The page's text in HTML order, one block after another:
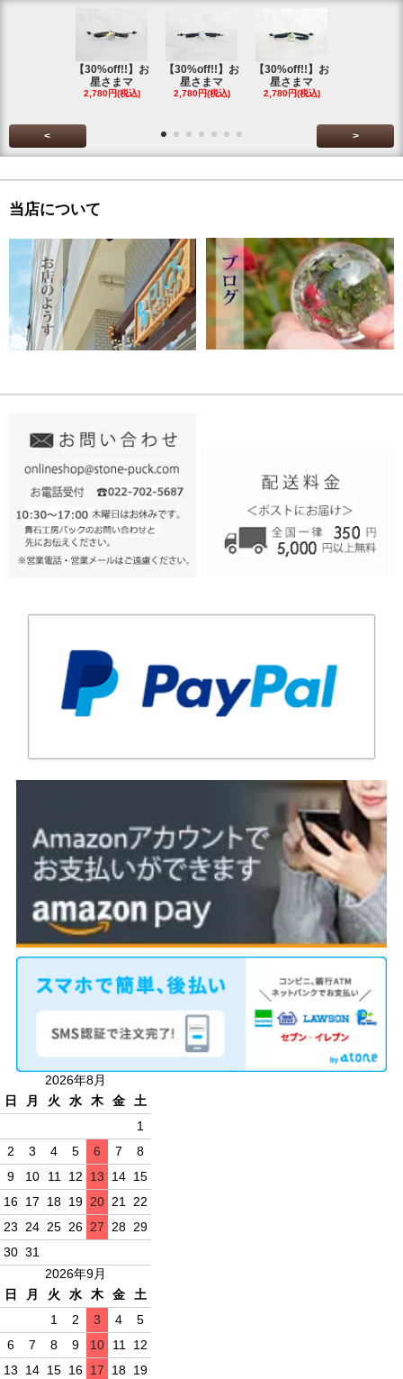
【30%off!!】お
星さまマ
2,780円(税込)
【30%off!!】お
星さまマ
2,780円(税込)
【30%off!!】お
星さまマ
2,780円(税込)
< >
当店について
2026年8月
日
月 火 水 木 金
土
1
2
3 4 5 6 7
8
9
10 11 12 13 14 15
16 17 18 19 20 21 22
23 24 25 26 27 28 29
30 31
2026年9月
日
月 火 水 木 金
土
1
2 3 4
5
6
7 8 9 10 11 12
13
14 15 16 17 18 19